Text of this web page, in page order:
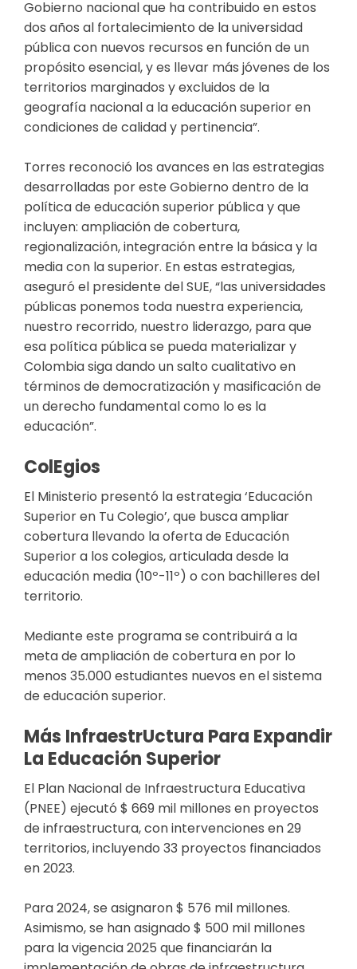
Gobierno nacional que ha contribuido en estos
dos años al fortalecimiento de la universidad
pública con nuevos recursos en función de un
propósito esencial, y es llevar más jóvenes de los
territorios marginados y excluidos de la
geografía nacional a la educación superior en
condiciones de calidad y pertinencia”.
Torres reconoció los avances en las estrategias
desarrolladas por este Gobierno dentro de la
política de educación superior pública y que
incluyen: ampliación de cobertura,
regionalización, integración entre la básica y la
media con la superior. En estas estrategias,
aseguró el presidente del SUE, “las universidades
públicas ponemos toda nuestra experiencia,
nuestro recorrido, nuestro liderazgo, para que
esa política pública se pueda materializar y
Colombia siga dando un salto cualitativo en
términos de democratización y masificación de
un derecho fundamental como lo es la
educación”.
​Col​​egios
El Ministerio presentó la estrategia ‘Educación
Superior en Tu Colegio’, que busca ampliar
cobertura llevando la oferta de Educación
Superior a los colegios, articulada desde la
educación media (10º-11º) o con bachilleres del
territorio.
Mediante este programa se contribuirá a la
meta de ampliación de cobertura en por lo
menos 35.000 estudiantes nuevos en el sistema
de educación superior.
Más Infraestr​uctura Para Expandir
La Educación Superior
El Plan Nacional de Infraestructura Educativa
(PNEE) ejecutó $ 669 mil millones en proyectos
de infraestructura, con intervenciones en 29
territorios, incluyendo 33 proyectos financiados
en 2023.
Para 2024, se asignaron $ 576 mil millones.
Asimismo, se han asignado $ 500 mil millones
para la vigencia 2025 que financiarán la